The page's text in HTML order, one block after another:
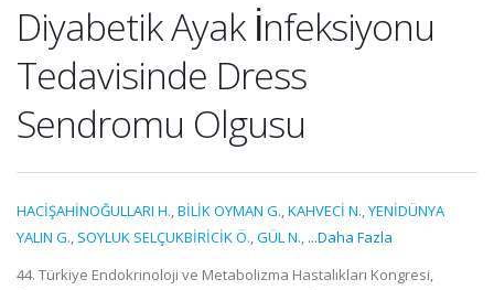
Diyabetik Ayak İnfeksiyonu
Tedavisinde Dress
Sendromu Olgusu
HACİŞAHİNOĞULLARI H.,BİLİK OYMAN G.,KAHVECİ N.,YENİDÜNYA
YALIN G., SOYLUK SELÇUKBİRİCİK Ö.,GÜL N., ...Daha Fazla
44. Türkiye Endokrinoloji ve Metabolizma Hastalıkları Kongresi,